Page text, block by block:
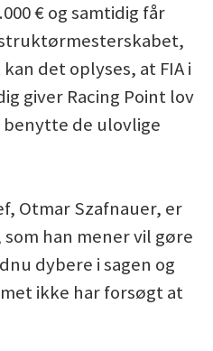
€ og samtidig får
det oplyses, at FIA i
giver Racing Point lov
de ulovlige
Otmar Szafnauer, er
han mener vil gøre
dybere i sagen og
ikke har forsøgt at